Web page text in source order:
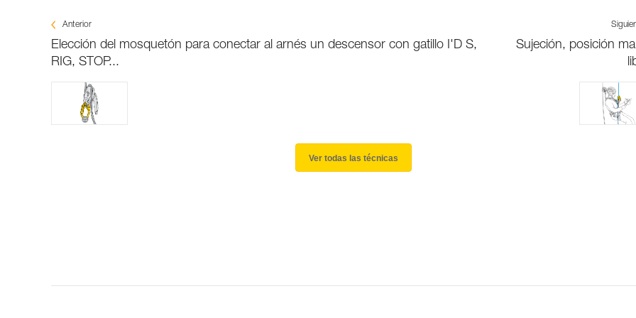
Anterior
Elección del mosquetón para conectar al arnés un descensor con gatillo I'D S,
RIG, STOP...
Sujeción, posición
Ver todas las técnicas